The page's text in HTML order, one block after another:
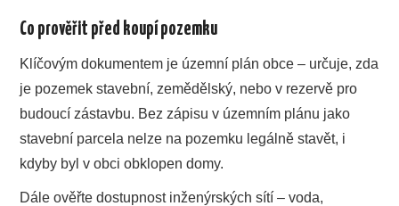
Co prověřit před koupí pozemku
Klíčovým dokumentem je územní plán obce – určuje, zda
je pozemek stavební, zemědělský, nebo v rezervě pro
budoucí zástavbu. Bez zápisu v územním plánu jako
stavební parcela nelze na pozemku legálně stavět, i
kdyby byl v obci obklopen domy.
Dále ověřte dostupnost inženýrských sítí – voda,